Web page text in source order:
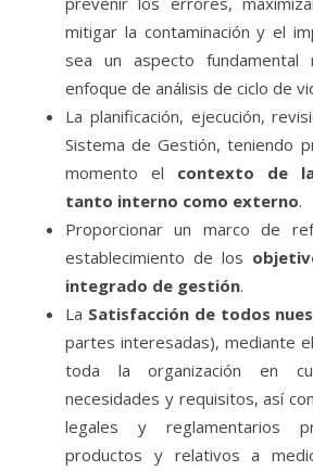
mitigar la contaminación y el
sea un aspecto fundamental
enfoque de análisis de ciclo de
La planificación, ejecución,
Sistema de Gestión, teniendo
momento el contexto de
tanto interno como externo.
Proporcionar un marco de
establecimiento de los
integrado de gestión.
La Satisfacción de todos
partes interesadas), mediante
toda la organización en
necesidades y requisitos, así
legales y reglamentarios
productos y relativos a